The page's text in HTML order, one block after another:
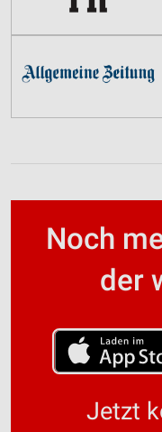
Noch
der
Jetzt